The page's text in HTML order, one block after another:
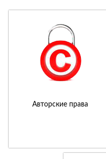
Авторские права